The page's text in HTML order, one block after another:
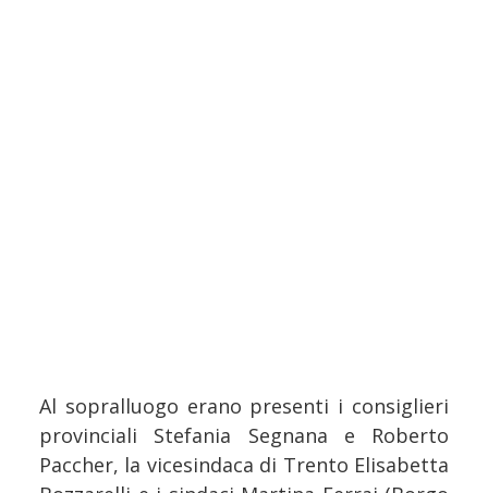
Al sopralluogo erano presenti i consiglieri
provinciali Stefania Segnana e Roberto
Paccher, la vicesindaca di Trento Elisabetta